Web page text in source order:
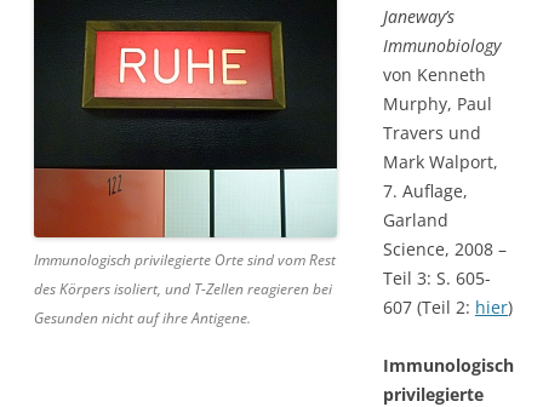
Immunologisch privilegierte Orte sind vom Rest
des Körpers isoliert, und T-Zellen reagieren bei
Gesunden nicht auf ihre Antigene.
Janeway’s
Immunobiology
von Kenneth
Murphy, Paul
Travers und
Mark Walport,
7. Auflage,
Garland
Science, 2008 –
Teil 3: S. 605-
607 (Teil 2: hier)
Immunologisch
privilegierte